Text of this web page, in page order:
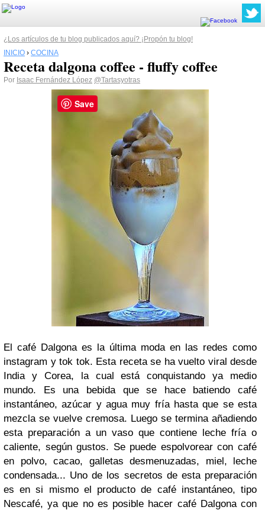
¿Los artículos de tu blog publicados aquí? ¡Propón tu blog!
INICIO › COCINA
Receta dalgona coffee - fluffy coffee
Por Isaac Fernández López @Tartasyotras
El café Dalgona es la última moda en las redes como
instagram y tok tok. Esta receta se ha vuelto viral desde
India y Corea, la cual está conquistando ya medio
mundo. Es una bebida que se hace batiendo café
instantáneo, azúcar y agua muy fría hasta que se esta
mezcla se vuelve cremosa. Luego se termina añadiendo
esta preparación a un vaso que contiene leche fría o
caliente, según gustos. Se puede espolvorear con café
en polvo, cacao, galletas desmenuzadas, miel, leche
condensada... Uno de los secretos de esta preparación
es en si mismo el producto de café instantáneo, tipo
Nescafé, ya que no es posible hacer café Dalgona con
Save